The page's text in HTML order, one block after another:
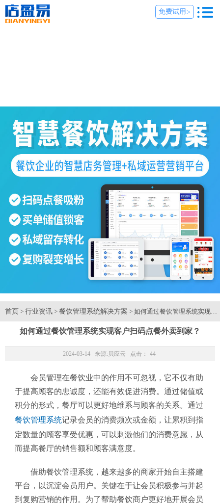
免费试用 >
首页 > 行业资讯 > 餐饮管理系统解决方案 > 如何通过餐饮管理系统实现客
如何通过餐饮管理系统实现客户扫码点餐外卖到家？
2024-03-14 来源: 贝应云 点击： 44
会员管理在餐饮业中的作用不可忽视，它不仅有助
于提高顾客的忠诚度，还能有效促进消费。通过储值或
积分的形式，餐厅可以更好地维系与顾客的关系。通过
餐饮管理系统记录会员的消费频次或金额，让累积到指
定数量的顾客享受优惠，可以刺激他们的消费意愿，从
而提高餐厅的销售额和顾客满意度。
借助餐饮管理系统，越来越多的商家开始自主搭建
平台，以沉淀会员用户。关键在于让会员积极参与并起
到复购营销的作用。为了帮助餐饮商户更好地开展会员